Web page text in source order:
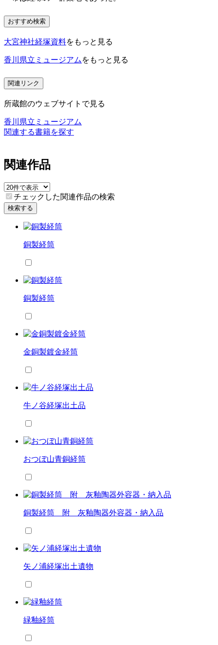
おすすめ検索
大宮神社経塚資料をもっと見る
香川県立ミュージアム をもっと見る
関連リンク
所蔵館のウェブサイトで見る
香川県立ミュージアム
関連する書籍を探す
関連作品
チェックした関連作品の検索
検索する
銅製経筒
銅製経筒
金銅製鍍金経筒
牛ノ谷経塚出土品
おつぼ山青銅経筒
銅製経筒 附 灰釉陶器外容器・納入品
矢ノ浦経塚出土遺物
緑釉経筒